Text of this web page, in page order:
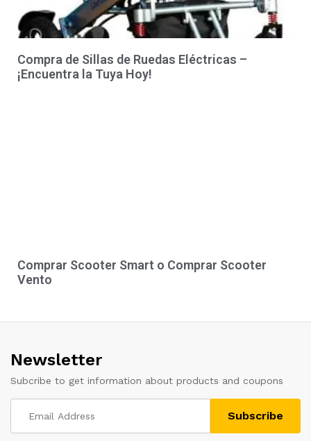
Compra de Sillas de Ruedas Eléctricas –
¡Encuentra la Tuya Hoy!
Comprar Scooter Smart o Comprar Scooter
Vento
Newsletter
Subcribe to get information about products and coupons